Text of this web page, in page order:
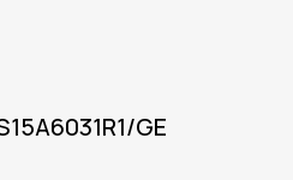
GE